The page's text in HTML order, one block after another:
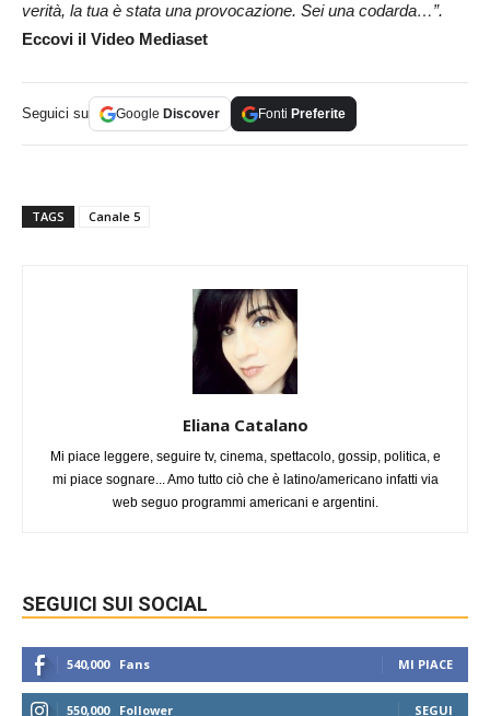
verità, la tua è stata una provocazione. Sei una codarda…”.
Eccovi il Video Mediaset
Seguici su Google Discover Fonti Preferite
TAGS Canale 5
Eliana Catalano
Mi piace leggere, seguire tv, cinema, spettacolo, gossip, politica, e
mi piace sognare... Amo tutto ciò che è latino/americano infatti via
web seguo programmi americani e argentini.
SEGUICI SUI SOCIAL
540,000 Fans MI PIACE
550,000 Follower SEGUI